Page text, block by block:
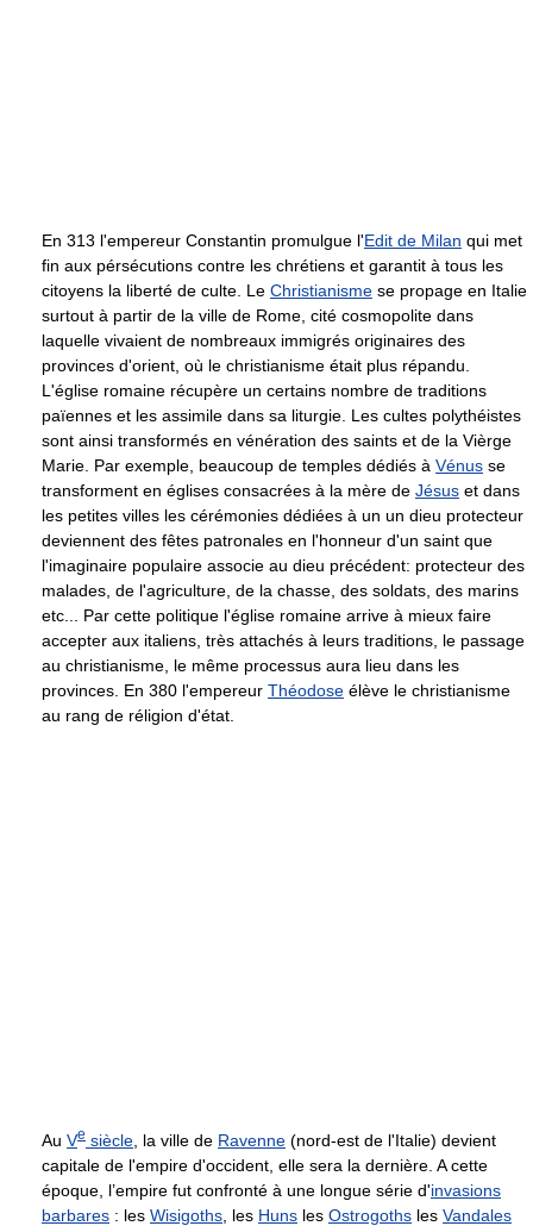
En 313 l'empereur Constantin promulgue l'Edit de Milan qui met
fin aux pérsécutions contre les chrétiens et garantit à tous les
citoyens la liberté de culte. Le Christianisme se propage en Italie
surtout à partir de la ville de Rome, cité cosmopolite dans
laquelle vivaient de nombreaux immigrés originaires des
provinces d'orient, où le christianisme était plus répandu.
L'église romaine récupère un certains nombre de traditions
païennes et les assimile dans sa liturgie. Les cultes polythéistes
sont ainsi transformés en vénération des saints et de la Vièrge
Marie. Par exemple, beaucoup de temples dédiés à Vénus se
transforment en églises consacrées à la mère de Jésus et dans
les petites villes les cérémonies dédiées à un un dieu protecteur
deviennent des fêtes patronales en l'honneur d'un saint que
l'imaginaire populaire associe au dieu précédent: protecteur des
malades, de l'agriculture, de la chasse, des soldats, des marins
etc... Par cette politique l'église romaine arrive à mieux faire
accepter aux italiens, très attachés à leurs traditions, le passage
au christianisme, le même processus aura lieu dans les
provinces. En 380 l'empereur Théodose élève le christianisme
au rang de réligion d'état.
Au Ve siècle , la ville de Ravenne (nord-est de l'Italie) devient
capitale de l'empire d'occident, elle sera la dernière. A cette
époque, l’empire fut confronté à une longue série d'invasions
barbares : les Wisigoths , les Huns les Ostrogoths les Vandales